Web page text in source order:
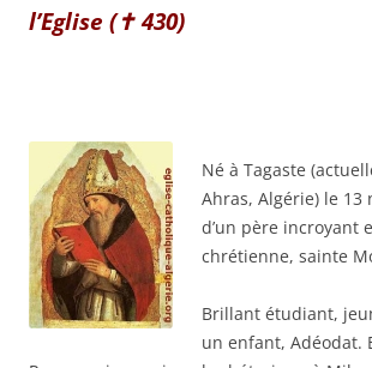
l’Eglise (✝ 430)
Né à Tagaste
Ahras, Algérie) le 13
d’un père incroyant
chrétienne, sainte
Brillant étudiant,
un enfant, Adéodat.